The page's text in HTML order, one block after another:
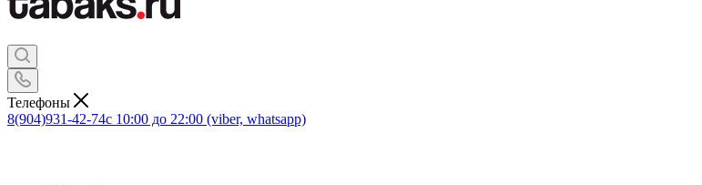
Телефоны
8(904)931-42-74с 10:00 до 22:00 (viber, whatsapp)